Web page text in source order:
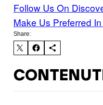
Follow Us On
Make Us Preferred
Share: